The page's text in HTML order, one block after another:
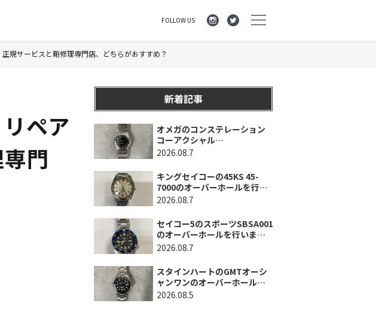
FOLLOW US
規サービスと鞄修理専門店、どちらがおすすめ？
ペア
門
新着記事
オメガのコンステレーション
コーアクシャル
123.10.35.20.01.001のオーバ
奈川県横浜市/O様）
2026.08.7
キングセイコーの45KS 45-
7000のオーバーホールを行い
ました。（埼玉県所沢市/I様）
2026.08.7
セイコー5のスポーツSBSA001
のオーバーホールを行いまし
た。（千葉県東金市/A様）
2026.08.7
スタインハートのGMTオーシ
ャンワンのオーバーホールを
行いました。（神奈川県平塚
2026.08.5